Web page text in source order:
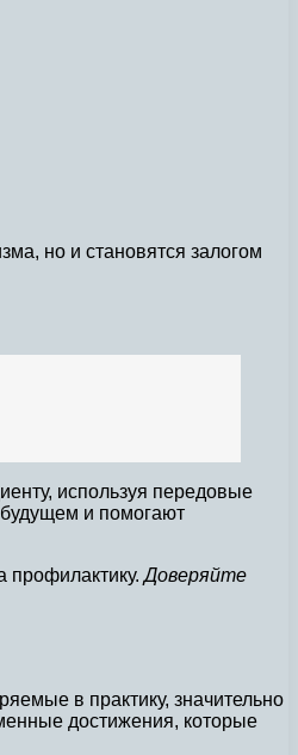
но и становятся залогом
используя передовые
и помогают
профилактику.Доверяйте
в практику, значительно
достижения, которые